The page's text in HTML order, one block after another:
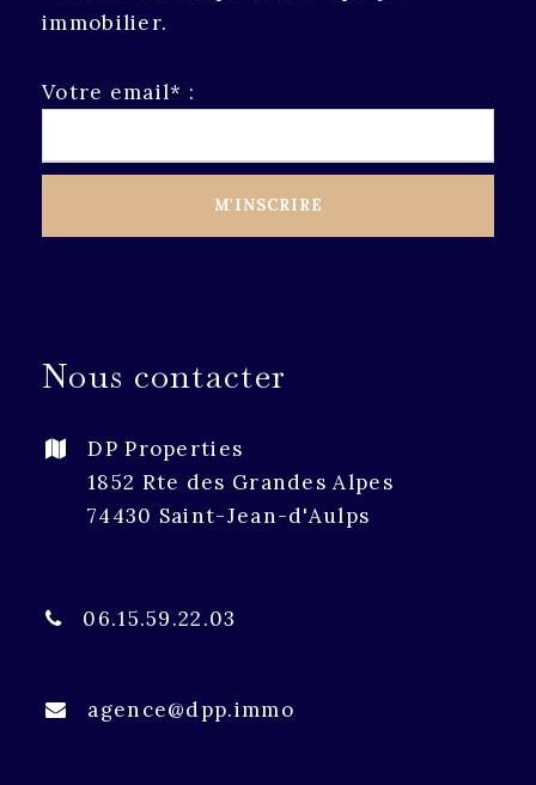
immobilier.
Votre email* :
Nous contacter
DP Properties
1852 Rte des Grandes Alpes
74430 Saint-Jean-d'Aulps
06.15.59.22.03
agence@dpp.immo